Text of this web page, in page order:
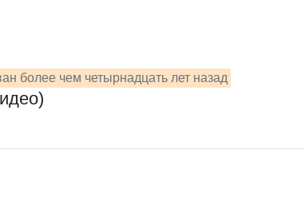
более чем четырнадцать лет назад